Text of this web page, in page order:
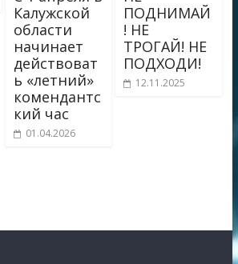
Калужской
области
начинает
действоват
ь «летний»
комендантс
кий час
01.04.2026
ПОДНИМАЙ
! НЕ
ТРОГАЙ! НЕ
ПОДХОДИ!
12.11.2025